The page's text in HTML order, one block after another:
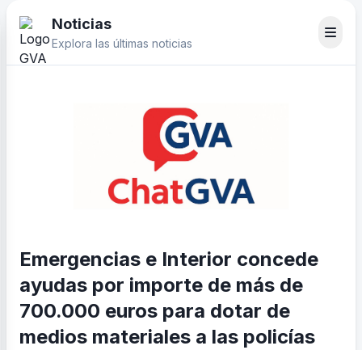
Noticias
Explora las últimas noticias
Emergencias e Interior concede
ayudas por importe de más de
700.000 euros para dotar de
medios materiales a las policías